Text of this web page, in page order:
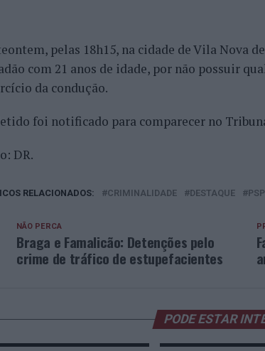
pelas 18h15, na cidade de Vila Nova
com 21 anos de idade, por não possuir
da condução.
foi notificado para comparecer no
DR.
RELACIONADOS: CRIMINALIDADE DESTAQUE PSP
NÃO PERCA
Braga e Famalicão: Detenções pelo
crime de tráfico de estupefacientes
PODE ESTAR